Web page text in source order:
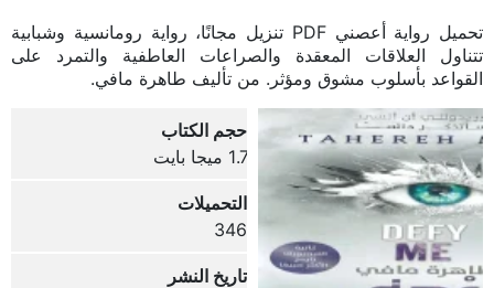
تحميل رواية أعصني PDF تنزيل مجانًا، رواية رومانسية وشبابية
تتناول العلاقات المعقدة والصراعات العاطفية والتمرد على
القواعد بأسلوب مشوق ومؤثر. من تأليف طاهرة مافي.
حجم الكتاب
1.7 ميجا بايت
التحميلات
346
تاريخ النشر